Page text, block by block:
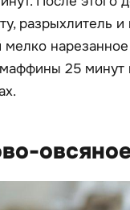
разрыхлитель и
25 минут